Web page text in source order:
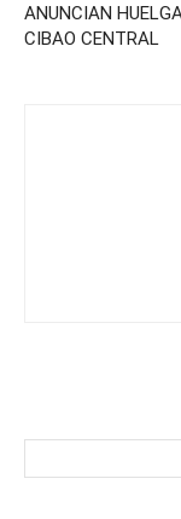
ANUNCIAN
CIBAO CENTRAL